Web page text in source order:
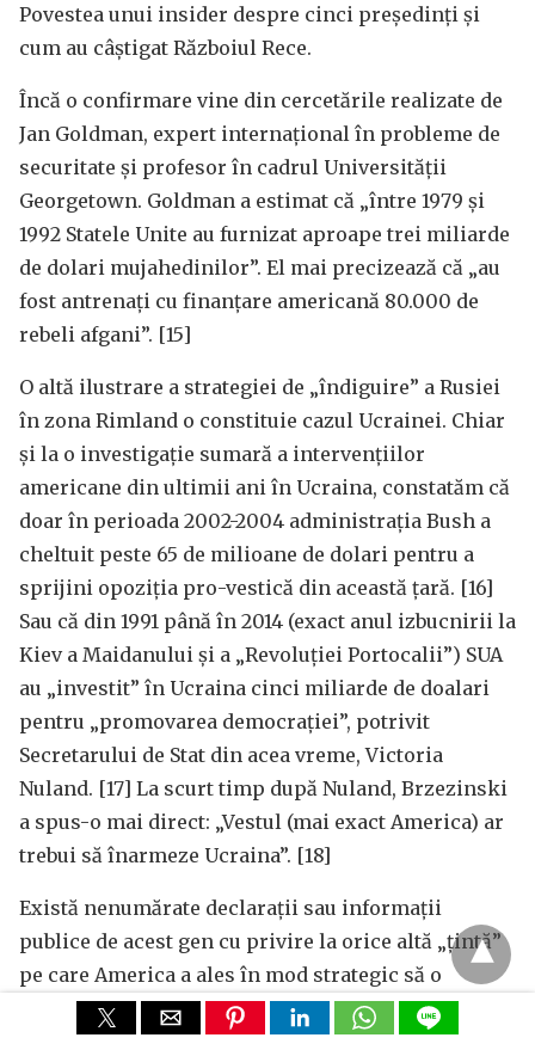
Povestea unui insider despre cinci președinți și
cum au câștigat Războiul Rece.
Încă o confirmare vine din cercetările realizate de
Jan Goldman, expert internațional în probleme de
securitate și profesor în cadrul Universității
Georgetown. Goldman a estimat că „între 1979 și
1992 Statele Unite au furnizat aproape trei miliarde
de dolari mujahedinilor”. El mai precizează că „au
fost antrenați cu finanțare americană 80.000 de
rebeli afgani”. [15]
O altă ilustrare a strategiei de „îndiguire” a Rusiei
în zona Rimland o constituie cazul Ucrainei. Chiar
și la o investigație sumară a intervențiilor
americane din ultimii ani în Ucraina, constatăm că
doar în perioada 2002-2004 administrația Bush a
cheltuit peste 65 de milioane de dolari pentru a
sprijini opoziția pro-vestică din această țară. [16]
Sau că din 1991 până în 2014 (exact anul izbucnirii la
Kiev a Maidanului și a „Revoluției Portocalii”) SUA
au „investit” în Ucraina cinci miliarde de doalari
pentru „promovarea democrației”, potrivit
Secretarului de Stat din acea vreme, Victoria
Nuland. [17] La scurt timp după Nuland, Brzezinski
a spus-o mai direct: „Vestul (mai exact America) ar
trebui să înarmeze Ucraina”. [18]
Există nenumărate declarații sau informații
publice de acest gen cu privire la orice altă „țintă”
pe care America a ales în mod strategic să o
„democratizeze” cu forța. Cam toate merg pe
același calapod. Să mai oferim un exemplu, de data